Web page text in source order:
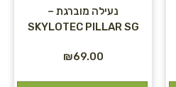
נעילה מוברגת –
SKYLOTEC PILLAR SG
₪69.00